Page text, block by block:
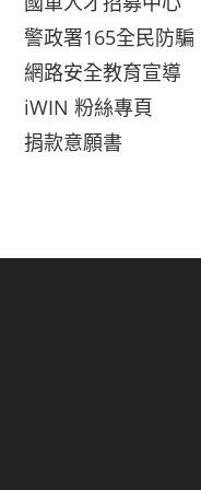
警政署165全民防騙
網路安全教育宣導
iWIN 粉絲專頁
捐款意願書